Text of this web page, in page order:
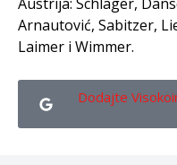
Arnautović, Sabitzer,
Laimer i Wimmer.
Dodajte